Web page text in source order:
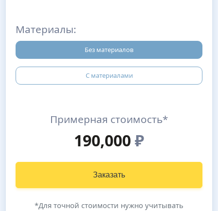
Материалы:
Без материалов
С материалами
Примерная стоимость*
190,000₽
Заказать
*Для точной стоимости нужно учитывать